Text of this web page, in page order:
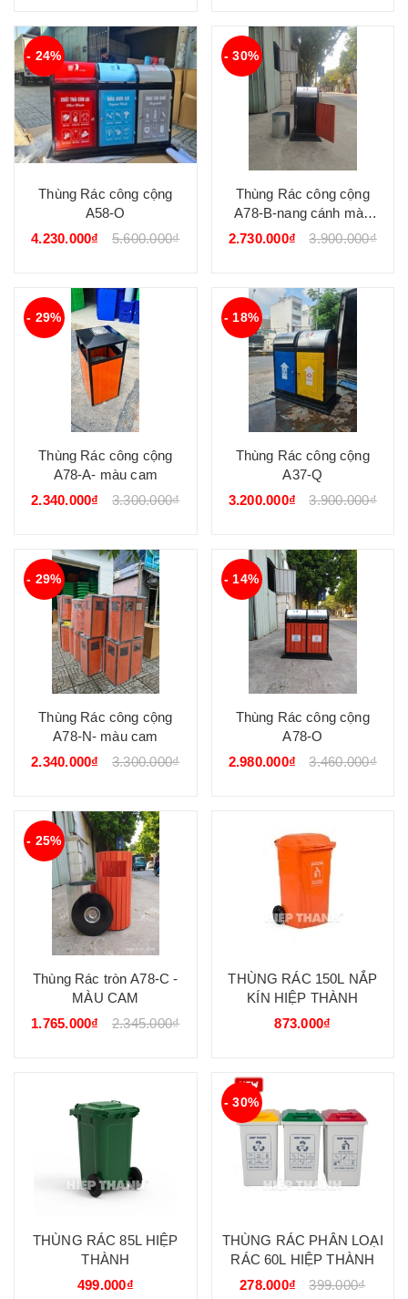
- 24%
Thùng Rác công cộng
A58-O
4.230.000₫
5.600.000₫
- 30%
Thùng Rác công cộng
A78-B-nang cánh màu
cam
2.730.000₫ 3.900.000₫
- 29%
Thùng Rác công cộng
A78-A- màu cam
2.340.000₫
3.300.000₫
- 18%
Thùng Rác công cộng
A37-Q
3.200.000₫
3.900.000₫
- 29%
Thùng Rác công cộng
A78-N- màu cam
2.340.000₫
3.300.000₫
- 14%
Thùng Rác công cộng
A78-O
2.980.000₫
3.460.000₫
- 25%
Thùng Rác tròn A78-C -
MÀU CAM
1.765.000₫
2.345.000₫
THÙNG RÁC 150L NẮP
KÍN HIỆP THÀNH
873.000₫
THÙNG RÁC 85L HIỆP
THÀNH
499.000₫
- 30%
THÙNG RÁC PHÂN LOẠI
RÁC 60L HIỆP THÀNH
278.000₫
399.000₫